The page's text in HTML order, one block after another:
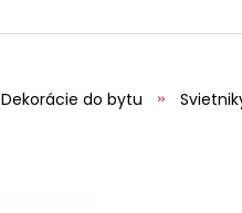
Dekorácie do bytu